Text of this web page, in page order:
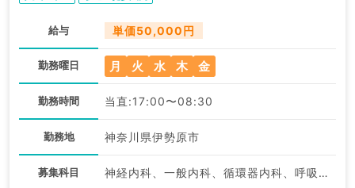
給与 単価50,000円
勤務曜日 月 火 水 木 金
勤務時間 当直:17:00〜08:30
勤務地 神奈川県伊勢原市
募集科目 神経内科、一般内科、循環器内科、呼吸器内科、消化器内科、内分泌・代謝内科、腎臓内科、血液内科